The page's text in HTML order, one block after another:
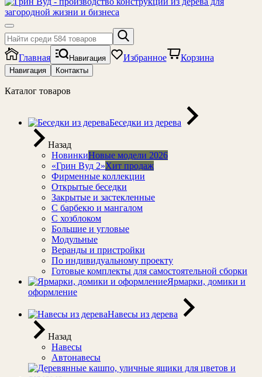
Главная Навигация Избранное Корзина
Навигация Контакты
Каталог товаров
Беседки из дерева
Назад
НовинкиНовые модели 2026
«Грин Вуд 2»Хит продаж
Фирменные коллекции
Открытые беседки
Закрытые и застекленные
С барбекю и мангалом
С хозблоком
Большие и угловые
Модульные
Веранды и пристройки
По индивидуальному проекту
Готовые комплекты для самостоятельной сборки
Ярмарки, домики и
оформление
Навесы из дерева
Назад
Навесы
Автонавесы